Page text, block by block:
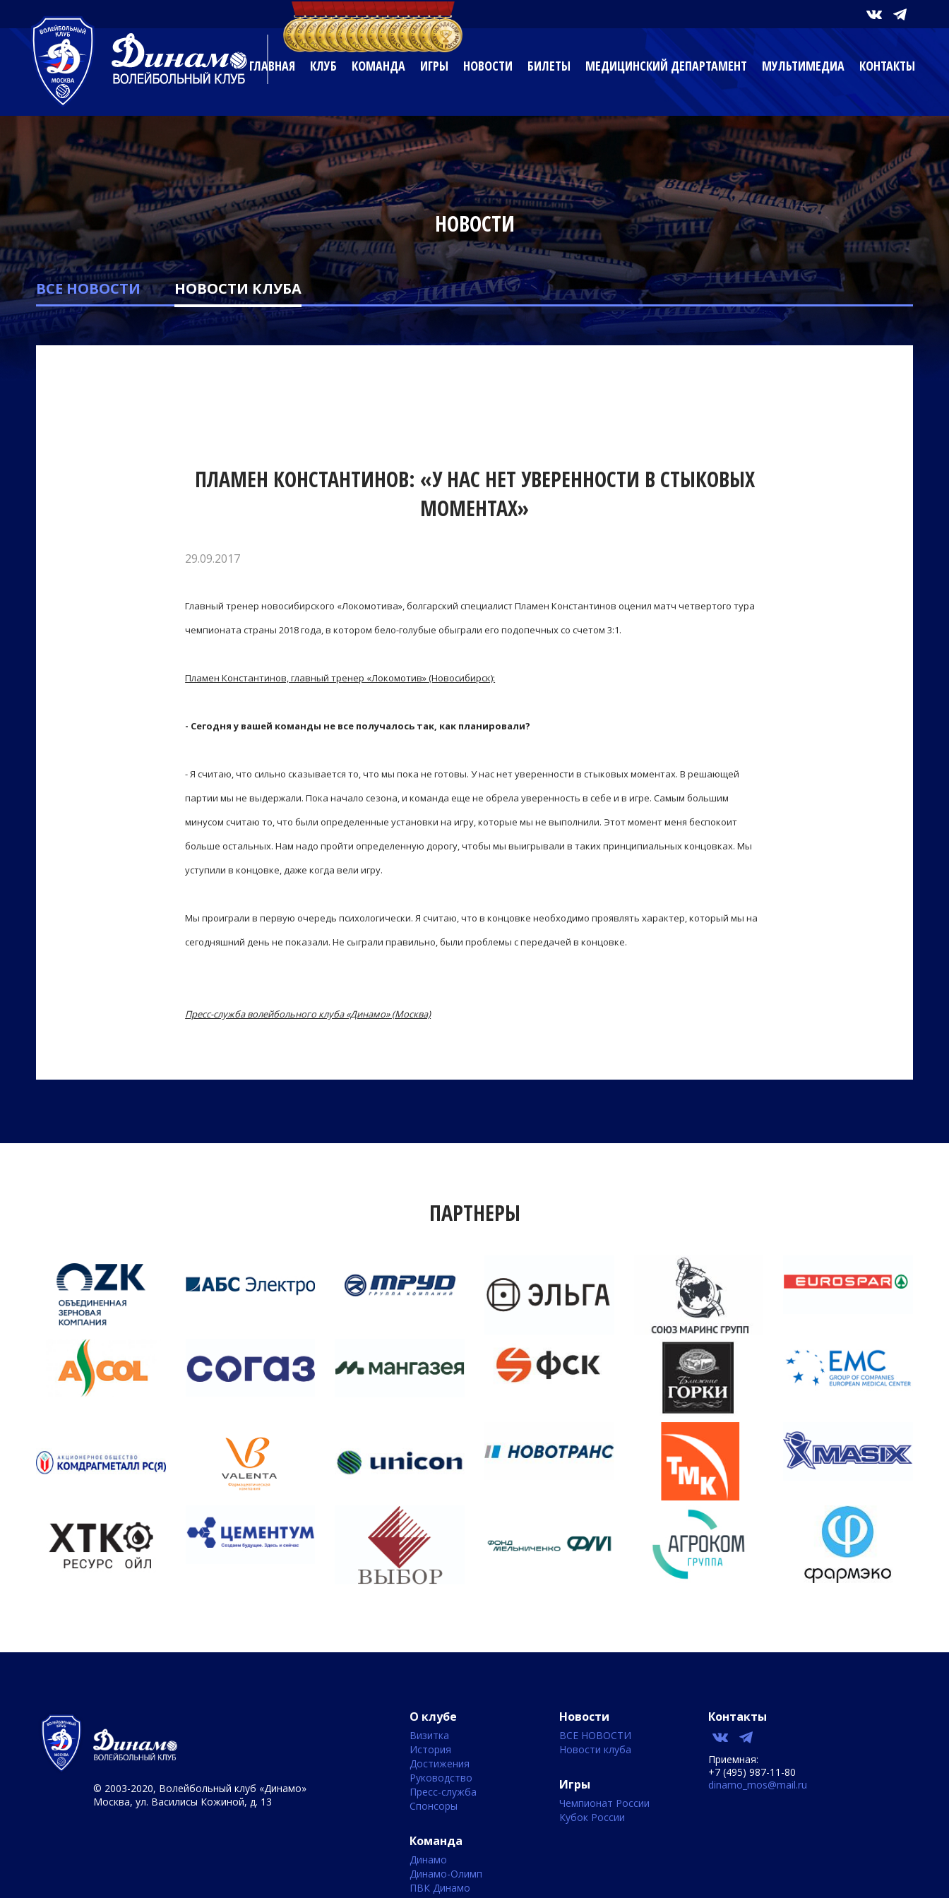
ГЛАВНАЯ КЛУБ КОМАНДА ИГРЫ НОВОСТИ БИЛЕТЫ МЕДИЦИНСКИЙ ДЕПАРТАМЕНТ МУЛЬТИМЕДИА КОНТАКТЫ
НОВОСТИ
ВСЕ НОВОСТИ НОВОСТИ КЛУБА
ПЛАМЕН КОНСТАНТИНОВ: «У НАС НЕТ УВЕРЕННОСТИ В СТЫКОВЫХ
МОМЕНТАХ»
29.09.2017
Главный тренер новосибирского «Локомотива», болгарский специалист Пламен Константинов оценил матч четвертого тура
чемпионата страны 2018 года, в котором бело-голубые обыграли его подопечных со счетом 3:1.
Пламен Константинов, главный тренер «Локомотив» (Новосибирск):
- Сегодня у вашей команды не все получалось так, как планировали?
- Я считаю, что сильно сказывается то, что мы пока не готовы. У нас нет уверенности в стыковых моментах. В решающей
партии мы не выдержали. Пока начало сезона, и команда еще не обрела уверенность в себе и в игре. Самым большим
минусом считаю то, что были определенные установки на игру, которые мы не выполнили. Этот момент меня беспокоит
больше остальных. Нам надо пройти определенную дорогу, чтобы мы выигрывали в таких принципиальных концовках. Мы
уступили в концовке, даже когда вели игру.
Мы проиграли в первую очередь психологически. Я считаю, что в концовке необходимо проявлять характер, который мы на
сегодняшний день не показали. Не сыграли правильно, были проблемы с передачей в концовке.
Пресс-служба волейбольного клуба «Динамо» (Москва)
ПАРТНЕРЫ
© 2003-2020, Волейбольный клуб «Динамо»
Москва, ул. Василисы Кожиной, д. 13
О клубе
Визитка
История
Достижения
Руководство
Пресс-служба
Спонсоры
Команда
Динамо
Динамо-Олимп
ПВК Динамо
Новости
ВСЕ НОВОСТИ
Новости клуба
Игры
Чемпионат России
Кубок России
Контакты
Приемная:
+7 (495) 987-11-80
dinamo_mos@mail.ru